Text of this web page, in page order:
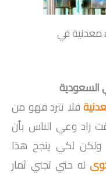
في
السعودية
فلا تترد فهو من
زاد وعي الناس بأن
لكي ينجح هذا
له حتي تجني ثمار